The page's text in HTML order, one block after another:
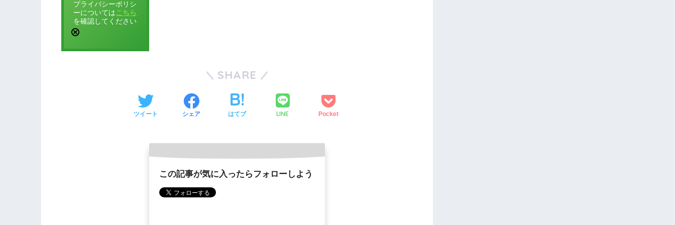
プライバシーポリシ
ーについては こちら
を確認してください
SHARE
ツイート シェア はてブ LINE Pocket
この記事が気に入ったらフォローしよう